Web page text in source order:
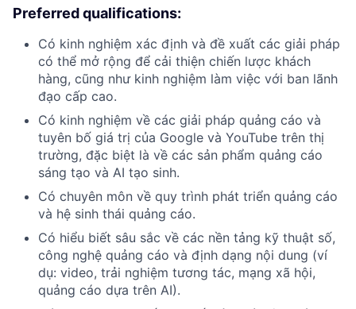
Preferred qualifications:
Có kinh nghiệm xác định và đề xuất các giải pháp
có thể mở rộng để cải thiện chiến lược khách
hàng, cũng như kinh nghiệm làm việc với ban lãnh
đạo cấp cao.
Có kinh nghiệm về các giải pháp quảng cáo và
tuyên bố giá trị của Google và YouTube trên thị
trường, đặc biệt là về các sản phẩm quảng cáo
sáng tạo và AI tạo sinh.
Có chuyên môn về quy trình phát triển quảng cáo
và hệ sinh thái quảng cáo.
Có hiểu biết sâu sắc về các nền tảng kỹ thuật số,
công nghệ quảng cáo và định dạng nội dung (ví
dụ: video, trải nghiệm tương tác, mạng xã hội,
quảng cáo dựa trên AI).